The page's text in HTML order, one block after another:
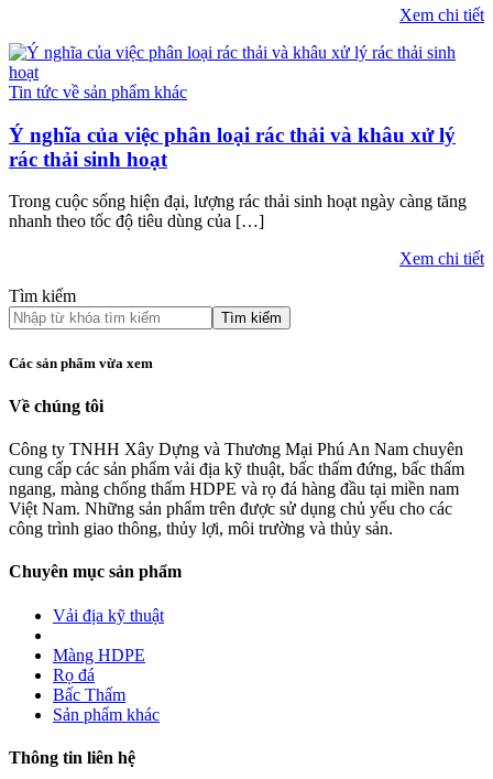
Xem chi tiết
Tin tức về sản phẩm khác
Ý nghĩa của việc phân loại rác thải và khâu xử lý
rác thải sinh hoạt
Trong cuộc sống hiện đại, lượng rác thải sinh hoạt ngày càng tăng
nhanh theo tốc độ tiêu dùng của […]
Xem chi tiết
Tìm kiếm
Tìm kiếm
Các sản phẩm vừa xem
Về chúng tôi
Công ty TNHH Xây Dựng và Thương Mại Phú An Nam chuyên
cung cấp các sản phẩm vải địa kỹ thuật, bấc thấm đứng, bấc thấm
ngang, màng chống thấm HDPE và rọ đá hàng đầu tại miền nam
Việt Nam. Những sản phẩm trên được sử dụng chủ yếu cho các
công trình giao thông, thủy lợi, môi trường và thủy sản.
Chuyên mục sản phẩm
Vải địa kỹ thuật
Màng HDPE
Rọ đá
Bấc Thấm
Sản phẩm khác
Thông tin liên hệ